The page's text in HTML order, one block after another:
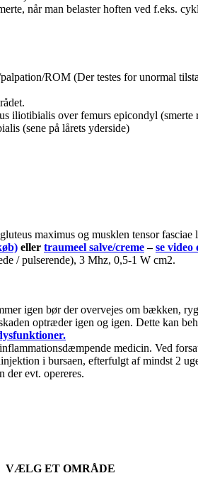
når man belaster hoften ved f.eks.
ROM (Der testes for unormal
iliotibialis over femurs epicondyl (smerte
(sene på lårets yderside)
maximus og musklen tensor fasciae
eller traumeel salve/creme–se video
/ pulserende), 3 Mhz, 0,5-1 W cm2.
igen bør der overvejes om bækken,
optræder igen og igen. Dette kan
medicin. Ved
i bursaen, efterfulgt af mindst 2
der evt. opereres.
VÆLG ET OMRÅDE